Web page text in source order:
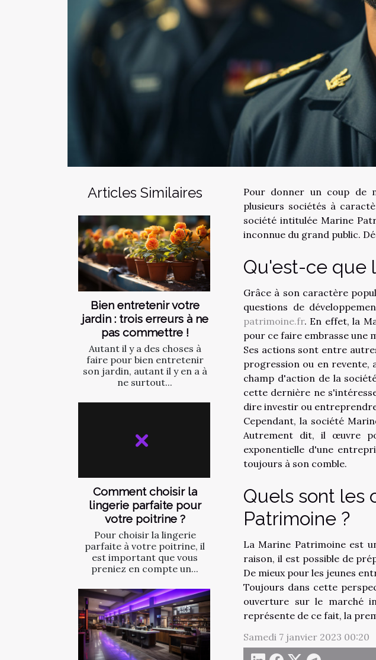
Articles Similaires
Bien entretenir votre
jardin : trois erreurs à ne
pas commettre !
Autant il y a des choses à
faire pour bien entretenir
son jardin, autant il y en a à
ne surtout...
Comment choisir la
lingerie parfaite pour
votre poitrine ?
Pour choisir la lingerie
parfaite à votre poitrine, il
est important que vous
preniez en compte un...
Pour donner un coup de
plusieurs sociétés à
société intitulée Marine
inconnue du grand public.
Qu'est-ce que
Grâce à son caractère
questions de
patrimoine.fr. En effet, la
pour ce faire embrasse une
Ses actions sont entre
progression ou en revente,
champ d'action de la
cette dernière ne
dire investir ou
Cependant, la société
Autrement dit, il œuvre
exponentielle d'une
toujours à son comble.
Quels sont les
Patrimoine ?
La Marine Patrimoine est
raison, il est possible de
De mieux pour les jeunes
Toujours dans cette
ouverture sur le marché
représente de ce fait, la
Samedi 7 janvier 2023 00:20